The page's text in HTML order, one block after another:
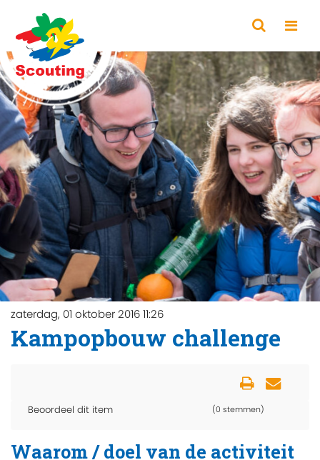
zaterdag, 01 oktober 2016 11:26
Kampopbouw challenge
Beoordeel dit item (0 stemmen)
Waarom / doel van de activiteit